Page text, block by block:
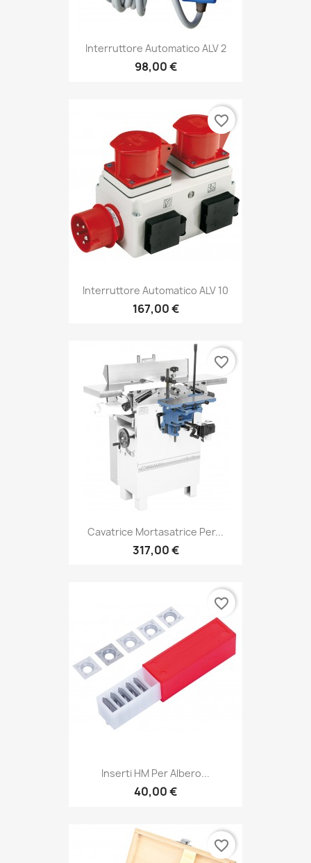
Interruttore Automatico ALV 2
98,00 €
Interruttore Automatico ALV 10
167,00 €
favorite_border
Cavatrice Mortasatrice Per...
317,00 €
favorite_border
Inserti HM Per Albero...
40,00 €
favorite_border
favorite_border